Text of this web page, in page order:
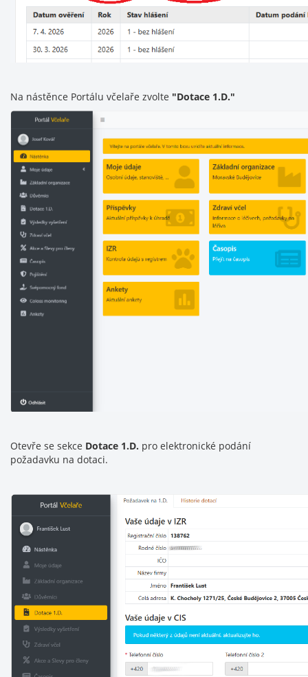
Na nástěnce Portálu včelaře zvolte "Dotace 1.D."
Otevře se sekce Dotace 1.D. pro elektronické podání
požadavku na dotaci.